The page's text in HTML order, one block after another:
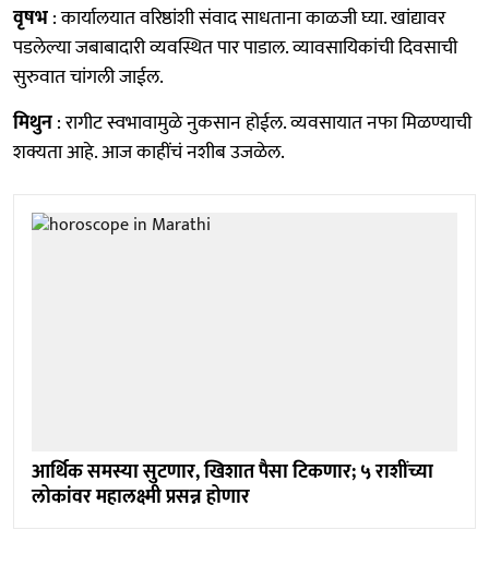
वृषभ: कार्यालयात वरिष्ठांशी संवाद साधताना काळजी घ्या. खांद्यावर
पडलेल्या जबाबादारी व्यवस्थित पार पाडाल. व्यावसायिकांची दिवसाची
सुरुवात चांगली जाईल.
मिथुन: रागीट स्वभावामुळे नुकसान होईल. व्यवसायात नफा मिळण्याची
शक्यता आहे. आज काहींचं नशीब उजळेल.
आर्थिक समस्या सुटणार, खिशात पैसा टिकणार; ५ राशींच्या
लोकांवर महालक्ष्मी प्रसन्न होणार